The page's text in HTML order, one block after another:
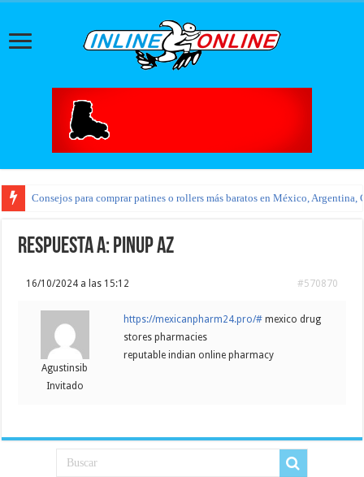
Consejos para comprar patines o rollers más baratos en México, Argentina,
Respuesta a: pinup az
16/10/2024 a las 15:12 #570870
Agustinsib
Invitado
https://mexicanpharm24.pro/# mexico drug
stores pharmacies
reputable indian online pharmacy